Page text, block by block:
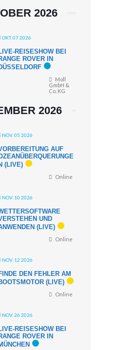
2026
OKT. 07 2026
REISESHOW BEI
ROVER IN
Moll
GmbH &
Co. KG
2026
NOV. 05 2026
AUF
(LIVE)
Online
NOV. 10 2026
UND
(LIVE)
Online
NOV. 12 2026
DEN FEHLER AM
(LIVE)
Online
NOV. 26 2026
REISESHOW BEI
ROVER IN